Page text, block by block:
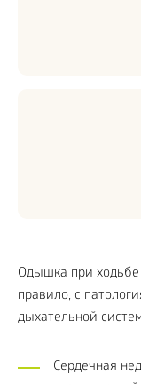
Одышка при ходьбе
правило, с
дыхательной
Сердечная